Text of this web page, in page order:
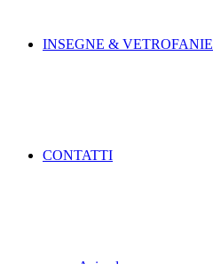
INSEGNE & VETROFANIE
CONTATTI